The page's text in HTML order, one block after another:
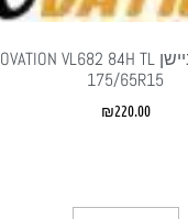
צמיג אוביישן OVATION VL682 84H TL
175/65R15
₪220.00